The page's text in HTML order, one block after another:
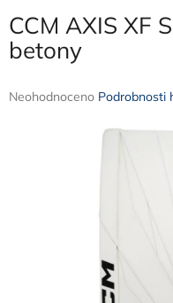
CCM AXIS XF
betony
Průměrné
Neohodnoceno Podrobnosti